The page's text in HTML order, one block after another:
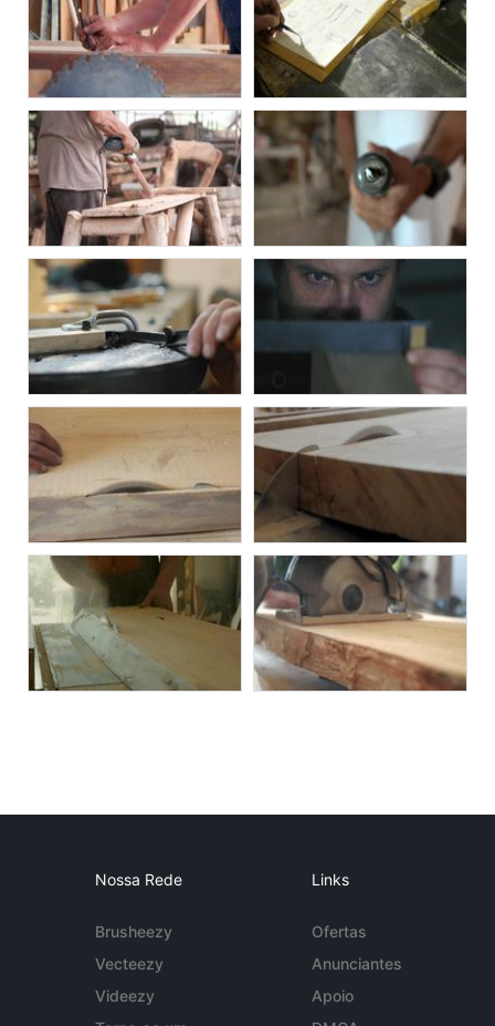
Nossa Rede
Brusheezy
Vecteezy
Videezy
Links
Ofertas
Anunciantes
Apoio